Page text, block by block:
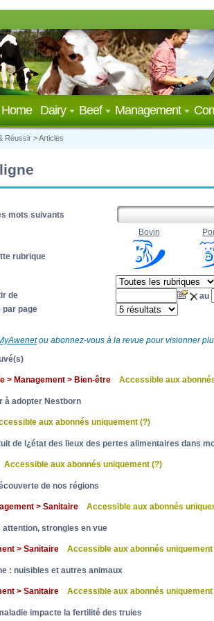
Management
Beef
Dairy
Home
Réussir >Articles
mots suivants
rubrique
Bovin
de
au
par page
ou abonnez-vous à la revue pour visionner
> Management > Bien-être Accessible aux
à adopter Nestborn
aux abonnés uniquement (?)
de l¿état des lieux des pertes alimentaires dans
Accessible aux abonnés uniquement (?)
de nos régions
> Sanitaire Accessible aux abonnés
strongles en vue
> Sanitaire Accessible aux abonnés uniquement
: nuisibles et autres animaux
> Sanitaire Accessible aux abonnés uniquement
impacte la fertilité des truies